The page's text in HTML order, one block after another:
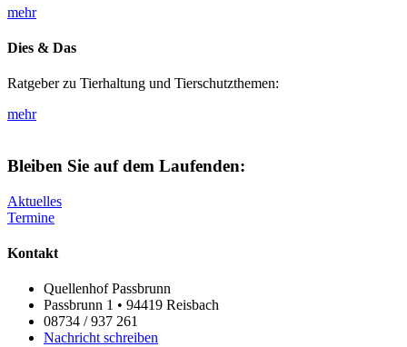
mehr
Dies & Das
Ratgeber zu Tierhaltung und Tierschutzthemen:
mehr
Bleiben Sie auf dem Laufenden:
Aktuelles
Termine
Kontakt
Quellenhof Passbrunn
Passbrunn 1 • 94419 Reisbach
08734 / 937 261
Nachricht schreiben